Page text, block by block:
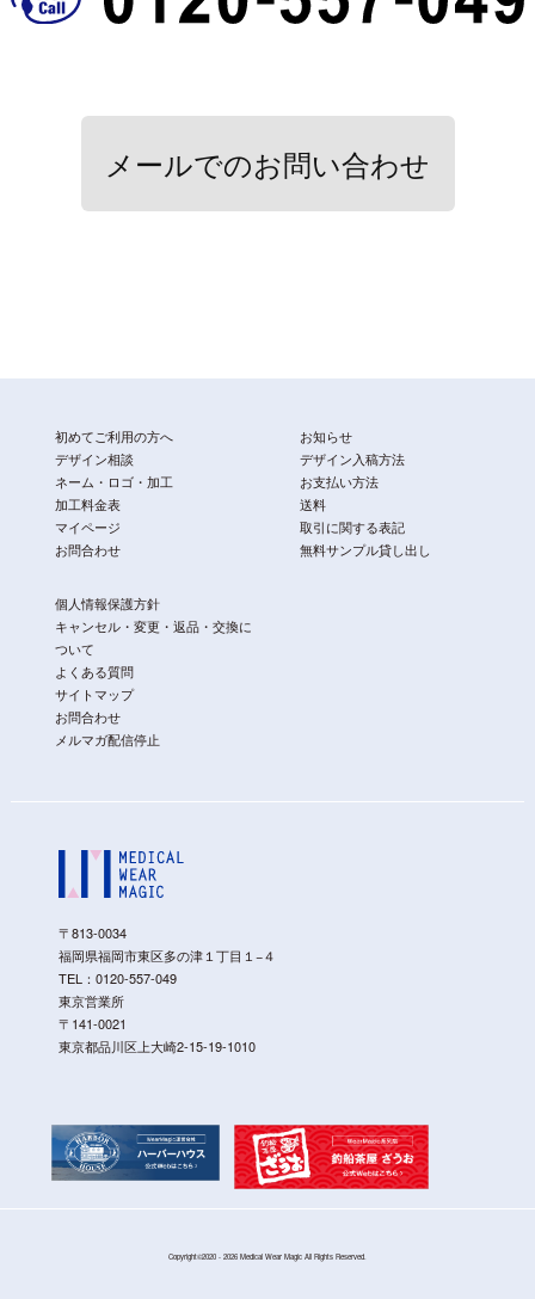
メールでのお問い合わせ
〒813-0034
福岡県福岡市東区多の津１丁目１−４
TEL： 0120-557-049
東京営業所
〒141-0021
東京都品川区上大崎2-15-19-1010
初めてご利用の方へ
デザイン相談
ネーム・ロゴ・加工
加工料金表
マイページ
お問合わせ
お知らせ
デザイン入稿方法
お支払い方法
送料
取引に関する表記
無料サンプル貸し出し
個人情報保護方針
キャンセル・変更・返品・交換に
ついて
よくある質問
サイトマップ
お問合わせ
メルマガ配信停止
Copyright©2020 - 2026 Medical Wear Magic All Rights Reserved.